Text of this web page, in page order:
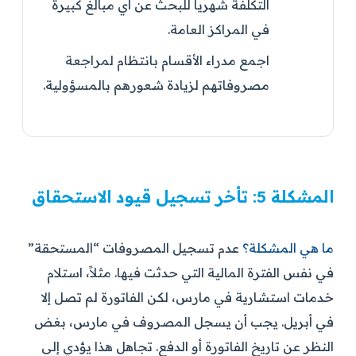
التكلفة شهرياً للبحث عن أي مبالغ كبيرة
في المراكز العامة.
اجمع مدراء الأقسام بانتظام لمراجعة
مصروفاتهم لزيادة شعورهم بالمسؤولية.
المشكلة 5: تأخر تسجيل قيود الاستحقاق
ما هي المشكلة؟ عدم تسجيل المصروفات “المستحقة”
في نفس الفترة المالية التي حدثت فيها. مثلاً، استلام
خدمات استشارية في مارس، لكن الفاتورة لم تصل إلا
في أبريل. يجب أن يسجل المصروف في مارس، بغض
النظر عن تاريخ الفاتورة أو الدفع. تجاهل هذا يؤدي إلى